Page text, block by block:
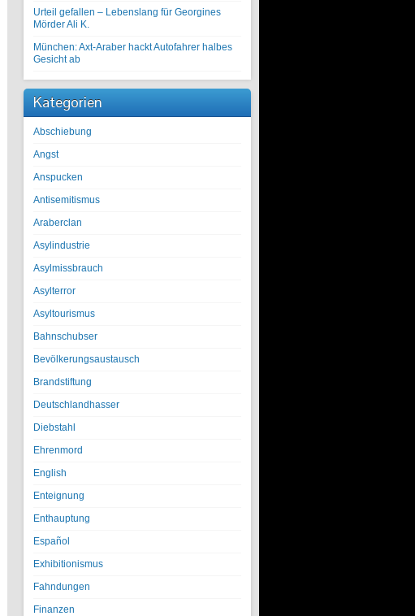
Urteil gefallen – Lebenslang für Georgines
Mörder Ali K.
München: Axt-Araber hackt Autofahrer halbes
Gesicht ab
Kategorien
Abschiebung
Angst
Anspucken
Antisemitismus
Araberclan
Asylindustrie
Asylmissbrauch
Asylterror
Asyltourismus
Bahnschubser
Bevölkerungsaustausch
Brandstiftung
Deutschlandhasser
Diebstahl
Ehrenmord
English
Enteignung
Enthauptung
Español
Exhibitionismus
Fahndungen
Finanzen